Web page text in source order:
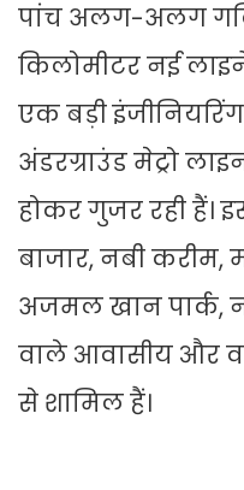
पांच अलग-अलग
किलोमीटर नई
एक बड़ी
अंडरग्राउंड मेट्रो
होकर गुजर रही हैं।
बाजार, नबी करीम,
अजमल खान पार्क,
वाले आवासीय और
से शामिल हैं।